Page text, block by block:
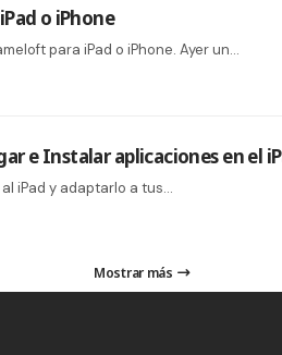
o iPhone
para iPad o iPhone. Ayer un…
e Instalar aplicaciones en el
iPad y adaptarlo a tus…
Mostrar más